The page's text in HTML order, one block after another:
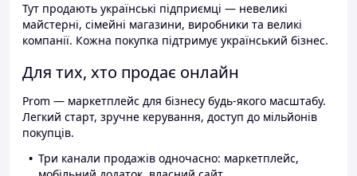
Тут продають українські підприємці — невеликі
майстерні, сімейні магазини, виробники та великі
компанії. Кожна покупка підтримує український бізнес.
Для тих, хто продає онлайн
Prom — маркетплейс для бізнесу будь-якого масштабу.
Легкий старт, зручне керування, доступ до мільйонів
покупців.
Три канали продажів одночасно: маркетплейс,